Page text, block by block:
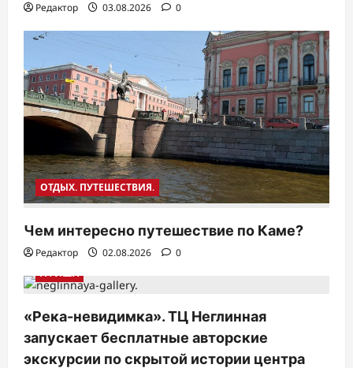
Редактор 03.08.2026 0
ОТДЫХ. ПУТЕШЕСТВИЯ.
Чем интересно путешествие по Каме?
Редактор 02.08.2026
0
АФИША
«Река-невидимка». ТЦ Неглинная
запускает бесплатные авторские
экскурсии по скрытой истории центра